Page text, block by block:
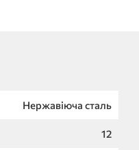
Нержавіюча сталь
12